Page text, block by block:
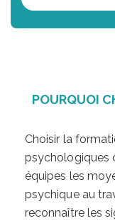
POURQUOI
Choisir la
psychologiques
équipes les
psychique au
reconnaître les